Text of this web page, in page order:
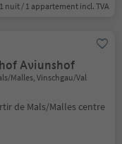
1 nuit / 1 appartement incl. TVA
Aviunshof
Malles, Vinschgau/Val
de Mals/Malles centre